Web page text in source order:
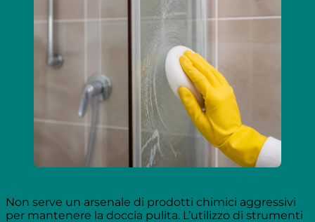
Non serve un arsenale di prodotti chimici aggressivi
per mantenere la doccia pulita. L’utilizzo di strumenti